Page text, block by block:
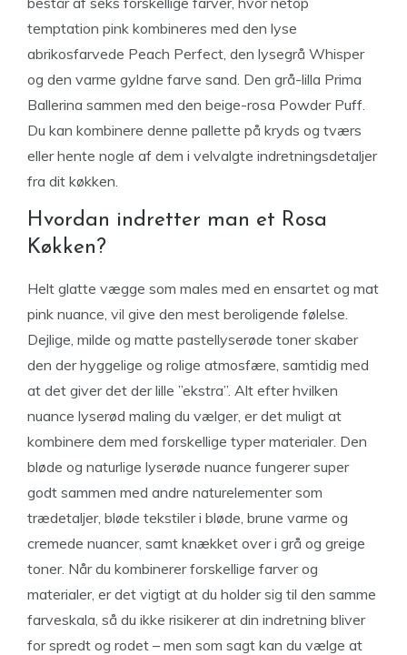
temptation pink kombineres med den lyse
abrikosfarvede Peach Perfect, den lysegrå Whisper
og den varme gyldne farve sand. Den grå-lilla Prima
Ballerina sammen med den beige-rosa Powder Puff.
Du kan kombinere denne pallette på kryds og tværs
eller hente nogle af dem i velvalgte indretningsdetaljer
fra dit køkken.
Hvordan indretter man et Rosa
Køkken?
Helt glatte vægge som males med en ensartet og mat
pink nuance, vil give den mest beroligende følelse.
Dejlige, milde og matte pastellyserøde toner skaber
den der hyggelige og rolige atmosfære, samtidig med
at det giver det der lille ”ekstra”. Alt efter hvilken
nuance lyserød maling du vælger, er det muligt at
kombinere dem med forskellige typer materialer. Den
bløde og naturlige lyserøde nuance fungerer super
godt sammen med andre naturelementer som
trædetaljer, bløde tekstiler i bløde, brune varme og
cremede nuancer, samt knækket over i grå og greige
toner. Når du kombinerer forskellige farver og
materialer, er det vigtigt at du holder sig til den samme
farveskala, så du ikke risikerer at din indretning bliver
for spredt og rodet – men som sagt kan du vælge at